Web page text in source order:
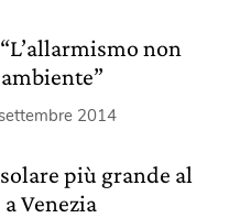
non
2014
più grande al
Venezia